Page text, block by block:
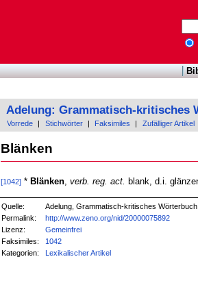
Adelung: Grammatisch-kritisches
Vorrede Stichwörter Faksimiles Zufälliger Artikel
Blänken
[1042]* Blänken, verb. reg. act. blank, d.i.
Quelle:
Adelung, Grammatisch-kritisches
Permalink:
http://www.zeno.org/nid/20000075892
Lizenz:
Gemeinfrei
Faksimiles:
1042
Kategorien:
Lexikalischer Artikel